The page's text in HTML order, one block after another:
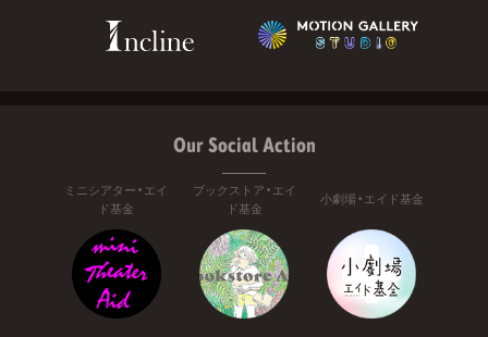
Our Social Action
ミニシアター・エイ
ド基金
ブックストア・エイ
ド基金
小劇場・エイド基金